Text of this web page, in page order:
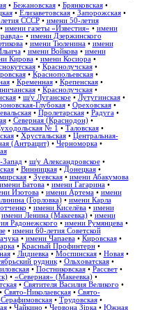
• Бежановская• Брянковская•
• Елизаветовская• Запорожская•
СССР• имени 50-летия
имени газеты «Известия» • имени
• имени Дзержинского
• имени Тюленина• имени
• имени Войкова• имени
Кирова• имени Косиора•
• Краснолучская•
• Краснопольевская•
• Кременная• Крепенская•
• Краснолучская•
• ш/у Луганское• Лутугинская•
Глубокая• Ореховская•
• Пролетарская• Радуга•
• Северная (Краснодон)•
№ 1 • Таловская•
• Хрустальская• Центральная-
(Антрацит)• Черноморка•
Запад • ш/у Александровское•
• Винницкая• Донецкая•
• Зуевская• имени Абакумова
имени Батова• имени Гагарина•
Изотова• имени Артема• имени
(Горловка)• имени Карла
• имени Киселёва• имени
имени Ленина (Макеевка)• имени
Радонежского • имени Румянцева•
• имени 60-летия Советской
• имени Чапаева• Кировская•
• Красный Профинтерн•
• Лидиевка• Моспинская• Новая•
рудник• Ольховатская•
• Постниковская• Рассвет•
• «Северная» (Макеевка)•
• Святителя Василия Великого •
Свято-Николаевская• Свято-
• Трудовская•
• Чайкино • Червона Зірка• Южная